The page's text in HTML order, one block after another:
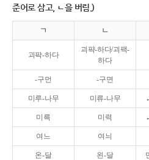
준어로 삼고, ㄴ을 버림.)
ㄱ ㄴ
괴팍-하다
괴퍅-하다/괴팩-
하다
-구먼 -구면
미루-나무 미류-나무
미륵 미력
여느 여늬
온-달 왼-달